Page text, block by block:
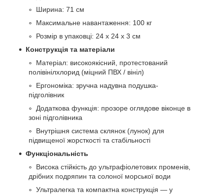
Ширина: 71 см
Максимальне навантаження: 100 кг
Розмір в упаковці: 24 x 24 x 3 см
Конструкція та матеріали
Матеріал: високоякісний, протестований
полівінілхлорид (міцний ПВХ / вініл)
Ергономіка: зручна надувна подушка-
підголівник
Додаткова функція: прозоре оглядове віконце в
зоні підголівника
Внутрішня система склянок (лунок) для
підвищеної жорсткості та стабільності
Функціональність
Висока стійкість до ультрафіолетових променів,
дрібних подряпин та солоної морської води
Ультралегка та компактна конструкція — у